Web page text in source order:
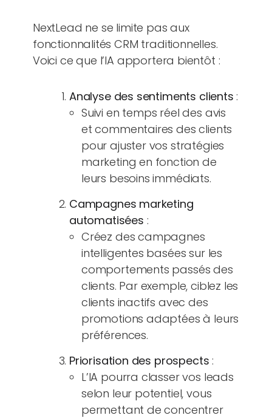
NextLead ne se limite pas aux
fonctionnalités CRM traditionnelles.
Voici ce que l’IA apportera bientôt :
Analyse des sentiments clients :
Suivi en temps réel des avis
et commentaires des clients
pour ajuster vos stratégies
marketing en fonction de
leurs besoins immédiats.
Campagnes marketing
automatisées :
Créez des campagnes
intelligentes basées sur les
comportements passés des
clients. Par exemple, ciblez les
clients inactifs avec des
promotions adaptées à leurs
préférences.
Priorisation des prospects :
L’IA pourra classer vos leads
selon leur potentiel, vous
permettant de concentrer